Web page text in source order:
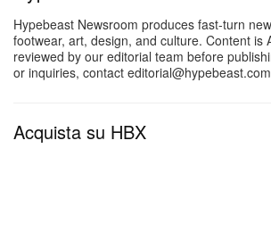
Hypebeast Newsroom produces fast-turn
footwear, art, design, and culture. Content is
reviewed by our editorial team before
or inquiries, contact
Acquista su HBX